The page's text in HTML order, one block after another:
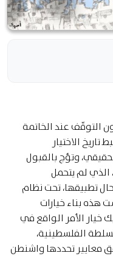
مسار عام 2026 من دون التوقّف عند الخاتمة
تاريخ الاختيار
وتؤج بالقبول
لم يتحمل
تطبيقها، تحت نظام
بناء خيارات
خيار الأمر الواقع في
الفلسطينية،
معايير تحددها واشنطن